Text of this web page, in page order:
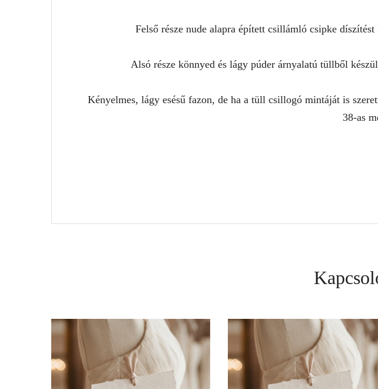
Felső része nude alapra épített csillámló csipke
Alsó része könnyed és lágy púder árnyalatú tüllből
Kényelmes, lágy esésű fazon, de ha a tüll csillogó mintáját is
38-as